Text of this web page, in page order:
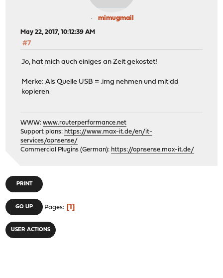
mimugmail
May 22, 2017, 10:12:39 AM
#7
Jo, hat mich auch einiges an Zeit gekostet!
Merke: Als Quelle USB = .img nehmen und mit dd
kopieren
WWW:www.routerperformance.net
Support plans: https://www.max-it.de/en/it-
services/opnsense/
Commercial Plugins (German): https://opnsense.max-it.de/
PRINT
GO UP Pages 1
USER ACTIONS